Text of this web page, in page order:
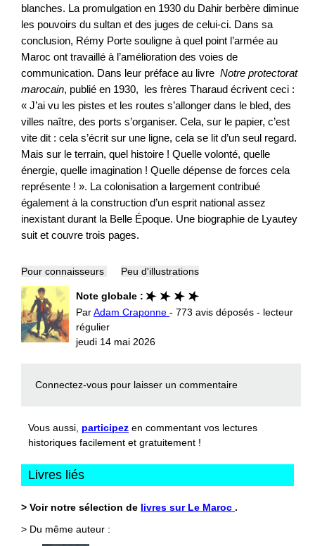
blanches. La promulgation en 1930 du Dahir berbère diminue
les pouvoirs du sultan et des juges de celui-ci. Dans sa
conclusion, Rémy Porte souligne à quel point l’armée au
Maroc ont travaillé à l’amélioration des voies de
communication. Dans leur préface au livre Notre protectorat
marocain, publié en 1930, les frères Tharaud écrivent ceci :
« J’ai vu les pistes et les routes s’allonger dans le bled, des
villes naître, des ports s’organiser. Cela, sur le papier, c’est
vite dit : cela s’écrit sur une ligne, cela se lit d’un seul regard.
Mais sur le terrain, quel histoire ! Quelle volonté, quelle
énergie, quelle imagination ! Quelle dépense de forces cela
représente ! ». La colonisation a largement contribué
également à la construction d’un esprit national assez
inexistant durant la Belle Époque. Une biographie de Lyautey
suit et couvre trois pages.
Pour connaisseurs Peu d'illustrations
Note globale :
ParAdam Craponne- 773 avis déposés - lecteur
régulier
jeudi 14 mai 2026
Connectez-vous pour laisser un commentaire
Vous aussi, participez en commentant vos lectures
historiques facilement et gratuitement !
Livres liés
> Voir notre sélection de livres sur Le Maroc .
> Du même auteur :